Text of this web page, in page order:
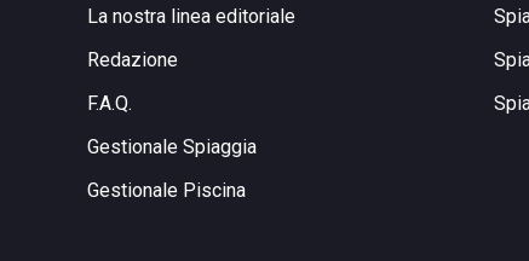
La nostra linea editoriale
Redazione
F.A.Q.
Gestionale Spiaggia
Gestionale Piscina